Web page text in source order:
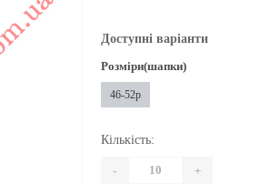
Доступні варіанти
Розміри(шапки)
46-52р
Кількість:
- +